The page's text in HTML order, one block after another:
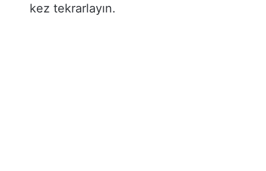
kez tekrarlayın.